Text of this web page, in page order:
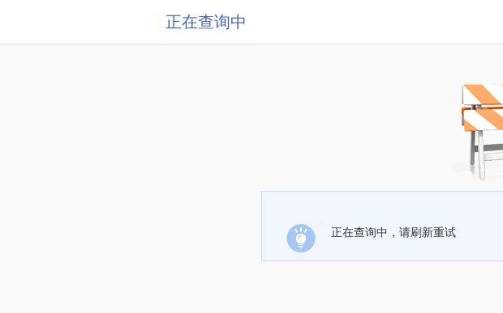
正在查询中
正在查询中，请刷新重试